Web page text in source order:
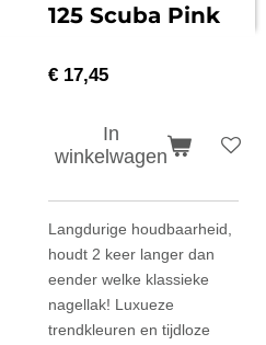
125 Scuba Pink
€ 17,45
In
winkelwagen
Langdurige houdbaarheid,
houdt 2 keer langer dan
eender welke klassieke
nagellak! Luxueze
trendkleuren en tijdloze